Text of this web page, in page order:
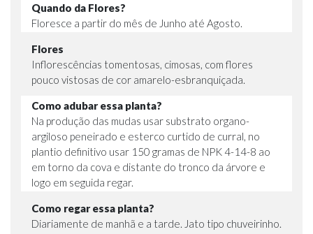
Quando da Flores?
Floresce a partir do mês de Junho até Agosto.
Flores
Inflorescências tomentosas, cimosas, com flores
pouco vistosas de cor amarelo-esbranquiçada.
Como adubar essa planta?
Na produção das mudas usar substrato organo-
argiloso peneirado e esterco curtido de curral, no
plantio definitivo usar 150 gramas de NPK 4-14-8 ao
em torno da cova e distante do tronco da árvore e
logo em seguida regar.
Como regar essa planta?
Diariamente de manhã e a tarde. Jato tipo chuveirinho.